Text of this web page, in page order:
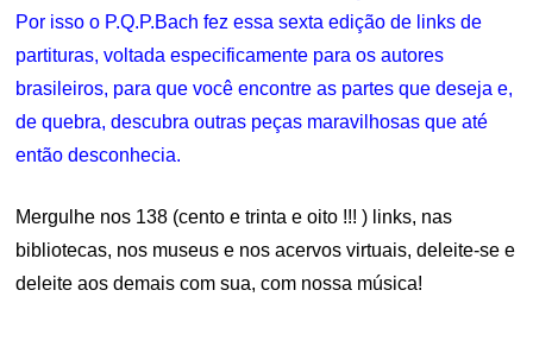
Por isso o P.Q.P.Bach fez essa sexta edição de links de
partituras, voltada especificamente para os autores
brasileiros, para que você encontre as partes que deseja e,
de quebra, descubra outras peças maravilhosas que até
então desconhecia.
Mergulhe nos 138 (cento e trinta e oito !!! ) links, nas
bibliotecas, nos museus e nos acervos virtuais, deleite-se e
deleite aos demais com sua, com nossa música!